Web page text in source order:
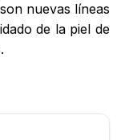
nuevas líneas
de la piel de